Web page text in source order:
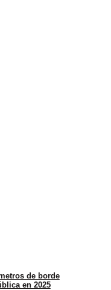
de borde
en 2025